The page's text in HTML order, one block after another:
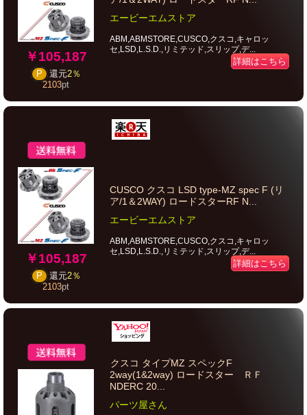
￥105,187
P 還元2％
2103pt
エービーエムストア
ABM,ABMSTORE,CUSCO,クスコ,キャロッ
セ,LSD,L.S.D.,リミテッド,スリップ,デ...
詳細はこちら
￥105,187
P 還元2％
2103pt
CUSCO クスコ LSD type-MZ spec F (リ
ア/1＆2WAY) ロードスターRF N...
エービーエムストア
ABM,ABMSTORE,CUSCO,クスコ,キャロッ
セ,LSD,L.S.D.,リミテッド,スリップ,デ...
詳細はこちら
クスコ タイプMZ スペックF
2way(1&2way) ロードスター ＲＦ
NDERC 20...
パーツ屋さん